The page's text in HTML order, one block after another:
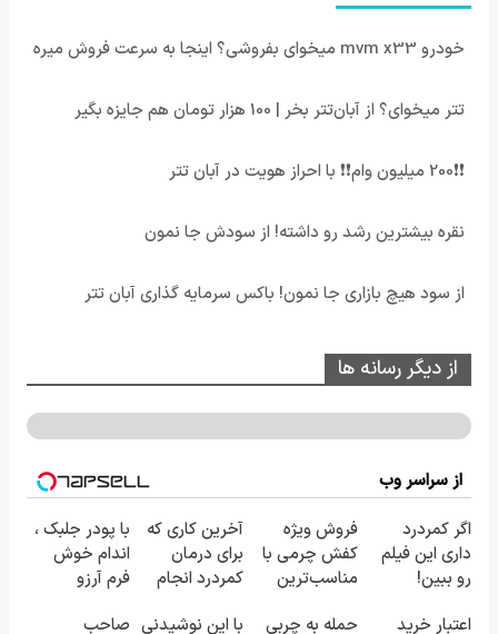
خودرو mvm x33 میخوای بفروشی؟ اینجا به سرعت فروش میره
تتر میخوای؟ از آبان‌تتر بخر | 100 هزار تومان هم جایزه بگیر
❗❗200 میلیون وام❗❗ با احراز هویت در آبان تتر
نقره بیشترین رشد رو داشته! از سودش جا نمون
از سود هیچ بازاری جا نمون! باکس سرمایه گذاری آبان تتر
از دیگر رسانه ها
از سراسر وب
اگر کمردرد
داری این فیلم
رو ببین!
رو پر کن◖
فروش ویژه
کفش چرمی با
مناسب‌ترین
اقساطی
آخرین کاری که
برای درمان
کمردرد انجام
(پرسشنامه)
با پودر جلبک ،
اندام خوش
فرم آرزو
کیلو کاهش
اعتبار خرید
حمله به چربی
با این نوشیدنی صاحب